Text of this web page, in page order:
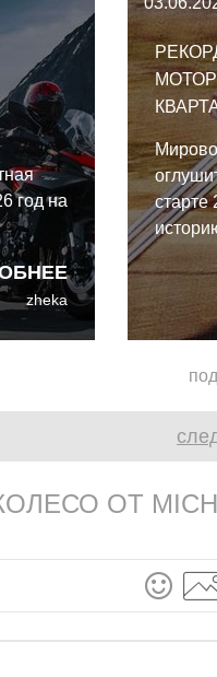
год на
zheka
старте
месяца
что
ОТ